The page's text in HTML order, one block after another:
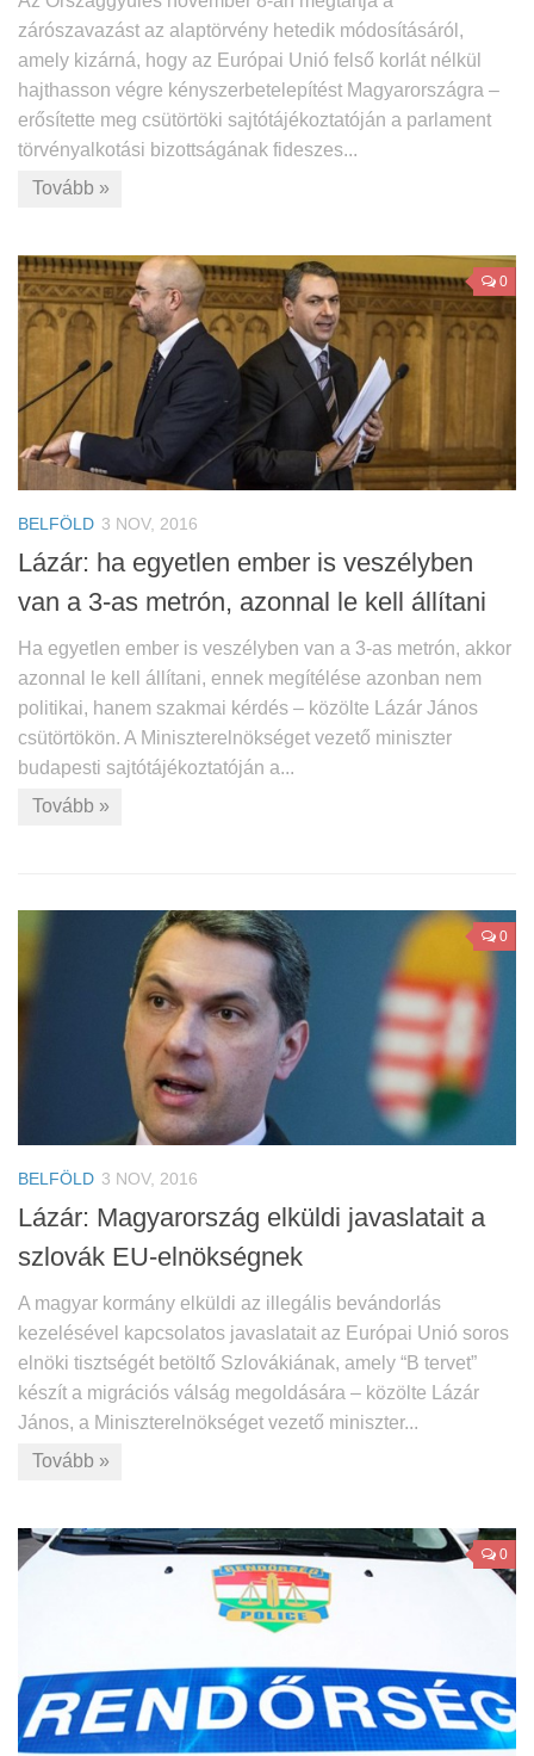
zárószavazást az alaptörvény hetedik módosításáról,
amely kizárná, hogy az Európai Unió felső korlát nélkül
hajthasson végre kényszerbetelepítést Magyarországra –
erősítette meg csütörtöki sajtótájékoztatóján a parlament
törvényalkotási bizottságának fideszes...
Tovább »
0
BELFÖLD 3 NOV, 2016
Lázár: ha egyetlen ember is veszélyben
van a 3-as metrón, azonnal le kell állítani
Ha egyetlen ember is veszélyben van a 3-as metrón, akkor
azonnal le kell állítani, ennek megítélése azonban nem
politikai, hanem szakmai kérdés – közölte Lázár János
csütörtökön. A Miniszterelnökséget vezető miniszter
budapesti sajtótájékoztatóján a...
Tovább »
0
BELFÖLD 3 NOV, 2016
Lázár: Magyarország elküldi javaslatait a
szlovák EU-elnökségnek
A magyar kormány elküldi az illegális bevándorlás
kezelésével kapcsolatos javaslatait az Európai Unió soros
elnöki tisztségét betöltő Szlovákiának, amely “B tervet”
készít a migrációs válság megoldására – közölte Lázár
János, a Miniszterelnökséget vezető miniszter...
Tovább »
0